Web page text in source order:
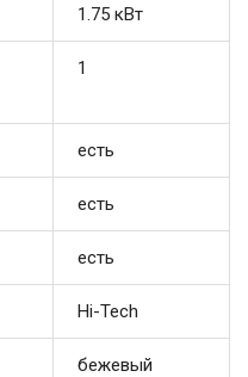
1.75 кВт
1
есть
есть
есть
Hi-Tech
бежевый